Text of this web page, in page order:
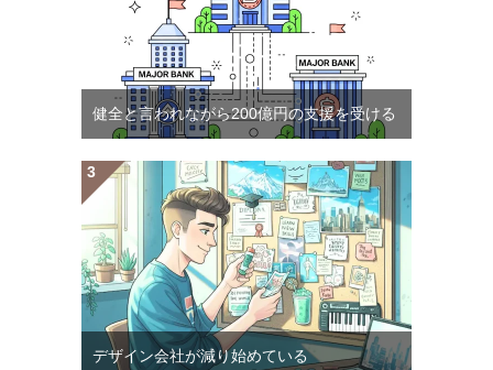
健全と言われながら200億円の支援を受ける
デザイン会社が減り始めている